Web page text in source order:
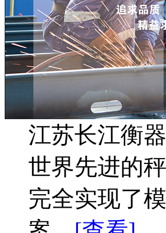
江苏长江衡
世界先进的
完全实现了